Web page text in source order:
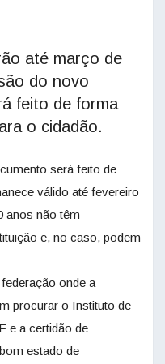
até março de
do novo
feito de forma
o cidadão.
será feito de
válido até fevereiro
anos não têm
e, no caso, podem
onde a
procurar o Instituto de
e a certidão de
estado de